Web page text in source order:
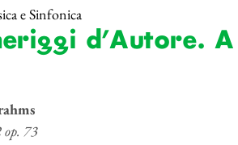
e Sinfonica
d’Autore.
73